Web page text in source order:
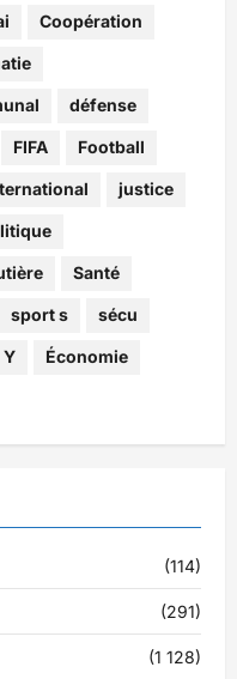
Coopération
défense
FIFA Football
justice
Santé
sport s sécu
Y Économie
(114)
(291)
(1 128)